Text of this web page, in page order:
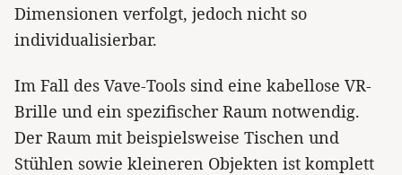
Dimensionen verfolgt, jedoch nicht so
individualisierbar.
Im Fall des Vave-Tools sind eine kabellose VR-
Brille und ein spezifischer Raum notwendig.
Der Raum mit beispielsweise Tischen und
Stühlen sowie kleineren Objekten ist komplett